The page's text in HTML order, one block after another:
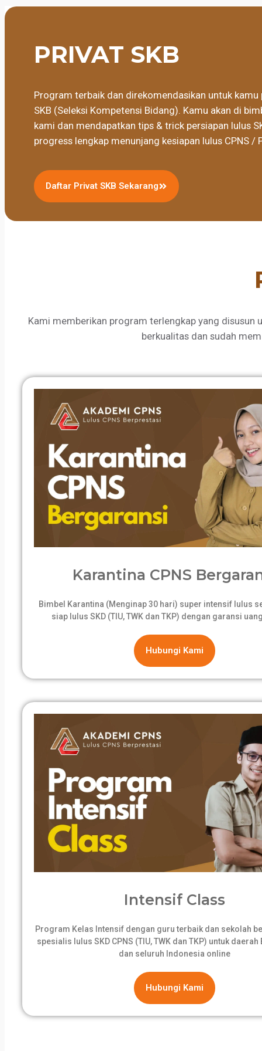
PRIVAT SKB
Program terbaik dan direkomendasikan untuk kamu
SKB (Seleksi Kompetensi Bidang). Kamu akan di
kami dan mendapatkan tips & trick persiapan lulus
progress lengkap menunjang kesiapan lulus CPNS /
Daftar Privat SKB Sekarang
Kami memberikan program terlengkap yang disusun
berkualitas dan sudah
Karantina CPNS
Bimbel Karantina (Menginap 30 hari) super intensif lulus
siap lulus SKD (TIU, TWK dan TKP) dengan garansi
Hubungi Kami
Intensif Class
Program Kelas Intensif dengan guru terbaik dan sekolah
spesialis lulus SKD CPNS (TIU, TWK dan TKP) untuk
dan seluruh Indonesia online
Hubungi Kami